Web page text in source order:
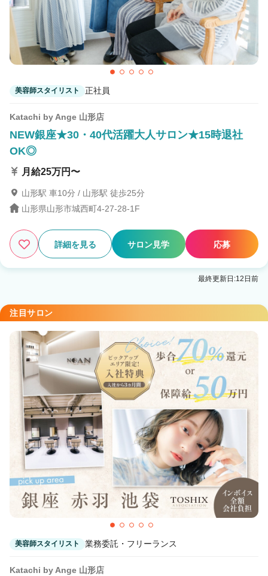
美容師スタイリスト 正社員
Katachi by Ange 山形店
NEW銀座★30・40代活躍大人サロン★15時退社
OK◎
月給25万円〜
山形駅 車10分 / 山形駅 徒歩25分
山形県山形市城西町4-27-28-1F
詳細を見る サロン見学 応募
最終更新日:12日前
注目サロン
美容師スタイリスト 業務委託・フリーランス
Katachi by Ange 山形店